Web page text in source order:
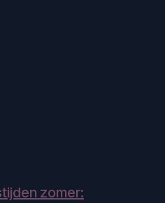
zomer: